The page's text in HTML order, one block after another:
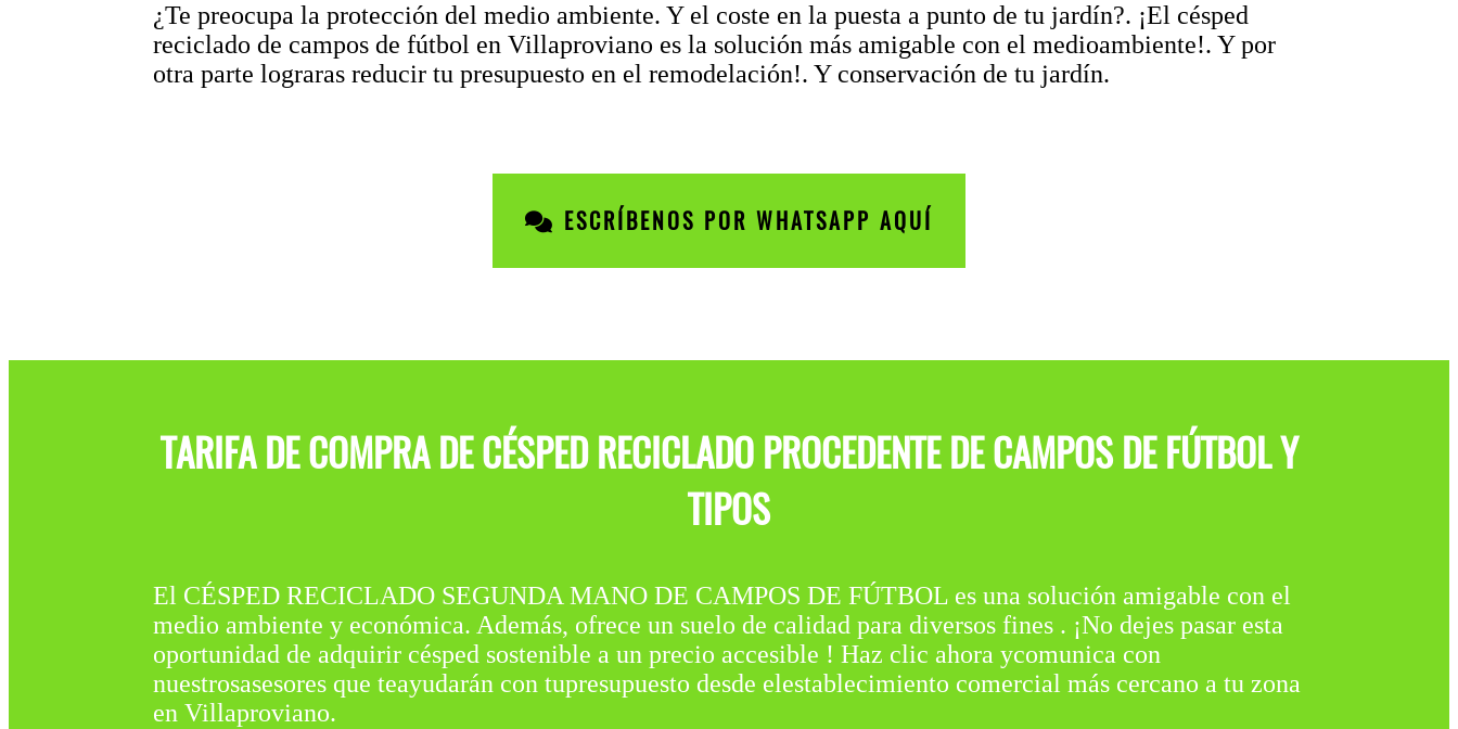
¿Te preocupa la protección del medio ambiente. Y el coste en la puesta a punto de tu jardín?. ¡El césped
reciclado de campos de fútbol en Villaproviano es la solución más amigable con el medioambiente!. Y por
otra parte lograras reducir tu presupuesto en el remodelación!. Y conservación de tu jardín.
ESCRÍBENOS POR WHATSAPP AQUÍ
TARIFA DE COMPRA DE CÉSPED RECICLADO PROCEDENTE DE CAMPOS DE FÚTBOL Y
TIPOS
El CÉSPED RECICLADO SEGUNDA MANO DE CAMPOS DE FÚTBOL es una solución amigable con el
medio ambiente y económica. Además, ofrece un suelo de calidad para diversos fines . ¡No dejes pasar esta
oportunidad de adquirir césped sostenible a un precio accesible ! Haz clic ahora ycomunica con
nuestrosasesores que teayudarán con tupresupuesto desde elestablecimiento comercial más cercano a tu zona
en Villaproviano.